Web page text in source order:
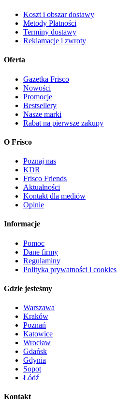
Koszt i obszar dostawy
Metody Płatności
Terminy dostawy
Reklamacje i zwroty
Oferta
Gazetka Frisco
Nowości
Promocje
Bestsellery
Nasze marki
Rabat na pierwsze zakupy
O Frisco
Poznaj nas
KDR
Frisco Friends
Aktualności
Kontakt dla mediów
Opinie
Informacje
Pomoc
Dane firmy
Regulaminy
Polityka prywatności i cookies
Gdzie jesteśmy
Warszawa
Kraków
Poznań
Katowice
Wrocław
Gdańsk
Gdynia
Sopot
Łódź
Kontakt